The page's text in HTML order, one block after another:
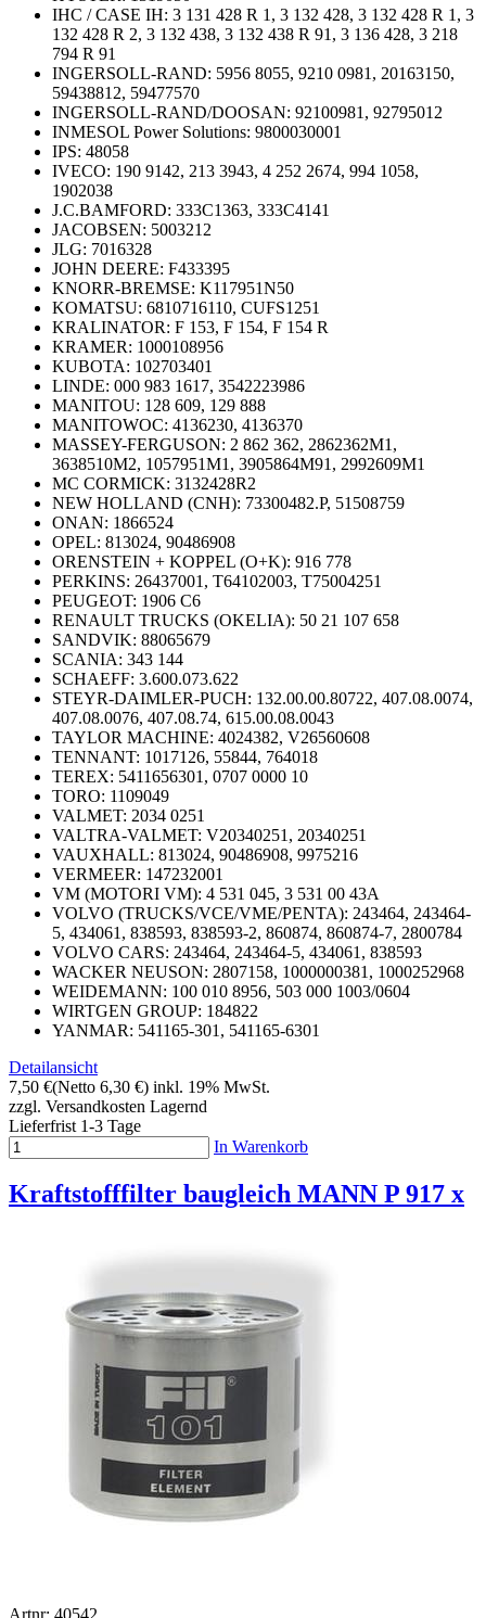
IHC / CASE IH: 3 131 428 R 1, 3 132 428, 3 132 428 R 1, 3
132 428 R 2, 3 132 438, 3 132 438 R 91, 3 136 428, 3 218
794 R 91
INGERSOLL-RAND: 5956 8055, 9210 0981, 20163150,
59438812, 59477570
INGERSOLL-RAND/DOOSAN: 92100981, 92795012
INMESOL Power Solutions: 9800030001
IPS: 48058
IVECO: 190 9142, 213 3943, 4 252 2674, 994 1058,
1902038
J.C.BAMFORD: 333C1363, 333C4141
JACOBSEN: 5003212
JLG: 7016328
JOHN DEERE: F433395
KNORR-BREMSE: K117951N50
KOMATSU: 6810716110, CUFS1251
KRALINATOR: F 153, F 154, F 154 R
KRAMER: 1000108956
KUBOTA: 102703401
LINDE: 000 983 1617, 3542223986
MANITOU: 128 609, 129 888
MANITOWOC: 4136230, 4136370
MASSEY-FERGUSON: 2 862 362, 2862362M1,
3638510M2, 1057951M1, 3905864M91, 2992609M1
MC CORMICK: 3132428R2
NEW HOLLAND (CNH): 73300482.P, 51508759
ONAN: 1866524
OPEL: 813024, 90486908
ORENSTEIN + KOPPEL (O+K): 916 778
PERKINS: 26437001, T64102003, T75004251
PEUGEOT: 1906 C6
RENAULT TRUCKS (OKELIA): 50 21 107 658
SANDVIK: 88065679
SCANIA: 343 144
SCHAEFF: 3.600.073.622
STEYR-DAIMLER-PUCH: 132.00.00.80722, 407.08.0074,
407.08.0076, 407.08.74, 615.00.08.0043
TAYLOR MACHINE: 4024382, V26560608
TENNANT: 1017126, 55844, 764018
TEREX: 5411656301, 0707 0000 10
TORO: 1109049
VALMET: 2034 0251
VALTRA-VALMET: V20340251, 20340251
VAUXHALL: 813024, 90486908, 9975216
VERMEER: 147232001
VM (MOTORI VM): 4 531 045, 3 531 00 43A
VOLVO (TRUCKS/VCE/VME/PENTA): 243464, 243464-
5, 434061, 838593, 838593-2, 860874, 860874-7, 2800784
VOLVO CARS: 243464, 243464-5, 434061, 838593
WACKER NEUSON: 2807158, 1000000381, 1000252968
WEIDEMANN: 100 010 8956, 503 000 1003/0604
WIRTGEN GROUP: 184822
YANMAR: 541165-301, 541165-6301
Detailansicht
7,50 €(Netto 6,30 €) inkl. 19% MwSt.
zzgl. Versandkosten Lagernd
Lieferfrist 1-3 Tage
In Warenkorb
Kraftstofffilter baugleich MANN P 917 x